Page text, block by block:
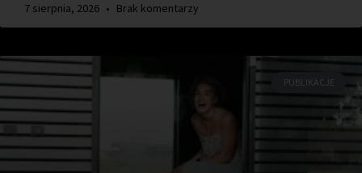
7 sierpnia, 2026 Brak komentarzy
PUBLIKACJE